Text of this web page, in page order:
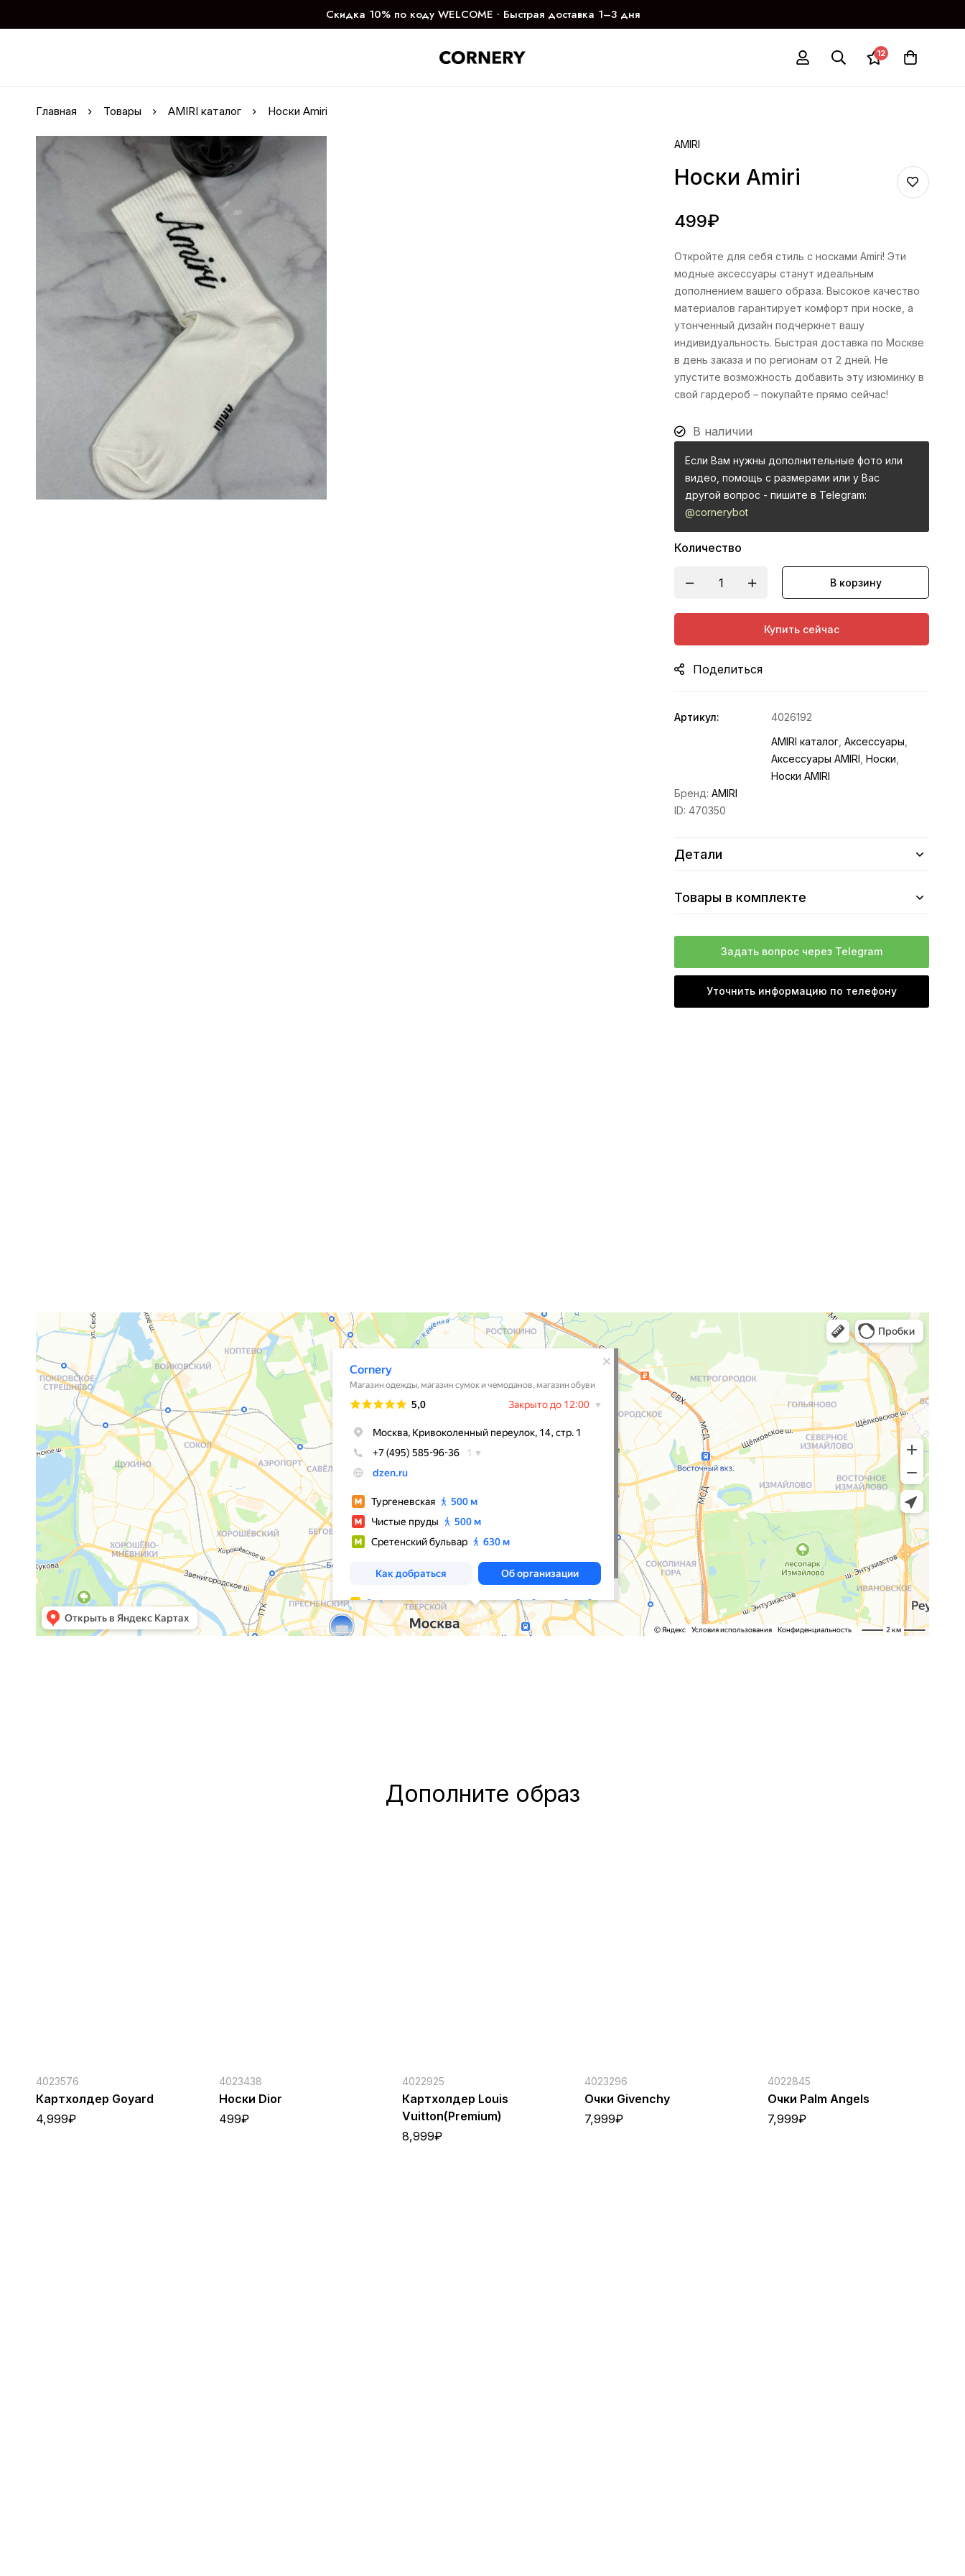
Скидка 10% по коду WELCOME ∙ Быстрая доставка 1–3 дня
12
Главная Товары AMIRI каталог Носки Amiri
AMIRI
Носки Amiri
499₽
Откройте для себя стиль с носками Amiri! Эти
модные аксессуары станут идеальным
дополнением вашего образа. Высокое качество
материалов гарантирует комфорт при носке, а
утонченный дизайн подчеркнет вашу
индивидуальность. Быстрая доставка по Москве
в день заказа и по регионам от 2 дней. Не
упустите возможность добавить эту изюминку в
свой гардероб – покупайте прямо сейчас!
В наличии
Если Вам нужны дополнительные фото или
видео, помощь с размерами или у Вас
другой вопрос - пишите в Telegram:
@cornerybot
Количество
В корзину
Купить сейчас
Поделиться
Артикул:
4026192
AMIRI каталог ,Аксессуары
Аксессуары AMIRI ,Носки
Носки AMIRI
Бренд:AMIRI
ID:470350
Детали
Товары в комплекте
Задать вопрос через Telegram
Уточнить информацию по телефону
Дополните образ
4023576
Картхолдер Goyard
4,999₽
4023438
Носки Dior
499₽
4022925
Картхолдер Louis
Vuitton(Premium)
8,999₽
4023296
Очки Givenchy
7,999₽
4022845
Очки Palm Angels
7,999₽